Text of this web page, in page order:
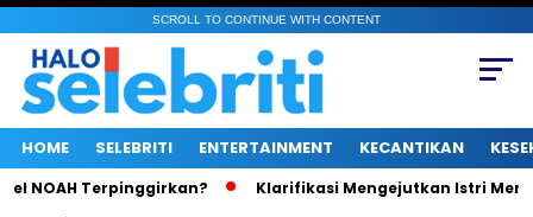
SCROLL TO CONTINUE WITH CONTENT
HOME SELEBRITI ENTERTAINMENT KECANTIKAN
Terpinggirkan? Klarifikasi Mengejutkan Istri Menteri